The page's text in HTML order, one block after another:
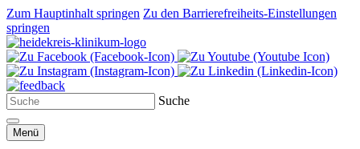
Zum Hauptinhalt springen Zu den Barrierefreiheits-Einstellungen
springen
Suche
Menü